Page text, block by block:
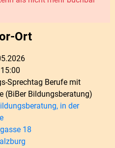
Ort
Sprechtag Berufe mit
(BiBer Bildungsberatung)
in der
18